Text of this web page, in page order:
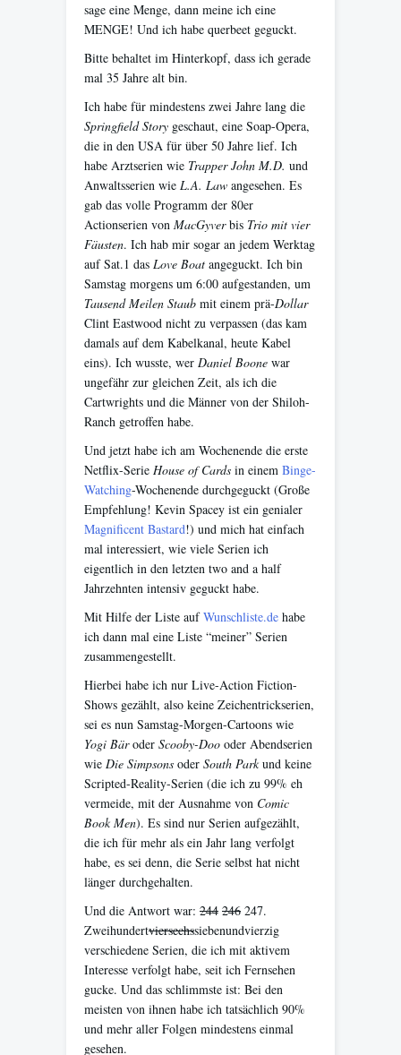
sage eine Menge, dann meine ich eine
MENGE! Und ich habe querbeet geguckt.
Bitte behaltet im Hinterkopf, dass ich gerade
mal 35 Jahre alt bin.
Ich habe für mindestens zwei Jahre lang die
Springfield Story geschaut, eine Soap-Opera,
die in den USA für über 50 Jahre lief. Ich
habe Arztserien wie Trapper John M.D. und
Anwaltsserien wie L.A. Law angesehen. Es
gab das volle Programm der 80er
Actionserien von MacGyverbis Trio mit vier
Fäusten. Ich hab mir sogar an jedem Werktag
auf Sat.1 das Love Boat angeguckt. Ich bin
Samstag morgens um 6:00 aufgestanden, um
Tausend Meilen Staub mit einem prä-Dollar
Clint Eastwood nicht zu verpassen (das kam
damals auf dem Kabelkanal, heute Kabel
eins). Ich wusste, wer Daniel Boone war
ungefähr zur gleichen Zeit, als ich die
Cartwrights und die Männer von der Shiloh-
Ranch getroffen habe.
Und jetzt habe ich am Wochenende die erste
Netflix-Serie House of Cards in einem Binge-
Watching-Wochenende durchgeguckt (Große
Empfehlung! Kevin Spacey ist ein genialer
Magnificent Bastard!) und mich hat einfach
mal interessiert, wie viele Serien ich
eigentlich in den letzten two and a half
Jahrzehnten intensiv geguckt habe.
Mit Hilfe der Liste aufWunschliste.de habe
ich dann mal eine Liste “meiner” Serien
zusammengestellt.
Hierbei habe ich nur Live-Action Fiction-
Shows gezählt, also keine Zeichentrickserien,
sei es nun Samstag-Morgen-Cartoons wie
Yogi Bäroder Scooby-Doo oder Abendserien
wie Die Simpsons oder South Parkund keine
Scripted-Reality-Serien (die ich zu 99% eh
vermeide, mit der Ausnahme von Comic
Book Men). Es sind nur Serien aufgezählt,
die ich für mehr als ein Jahr lang verfolgt
habe, es sei denn, die Serie selbst hat nicht
länger durchgehalten.
Und die Antwort war: 244 246 247.
Zweihundertviersechssiebenundvierzig
verschiedene Serien, die ich mit aktivem
Interesse verfolgt habe, seit ich Fernsehen
gucke. Und das schlimmste ist: Bei den
meisten von ihnen habe ich tatsächlich 90%
und mehr aller Folgen mindestens einmal
gesehen.